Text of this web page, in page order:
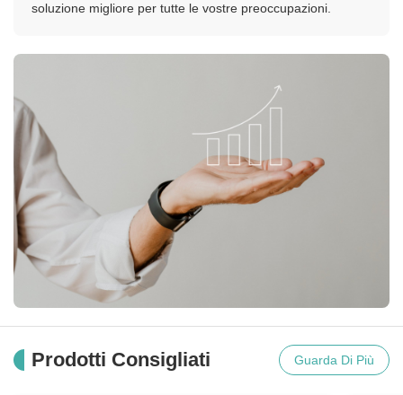
soluzione migliore per tutte le vostre preoccupazioni.
Prodotti Consigliati Guarda Di Più